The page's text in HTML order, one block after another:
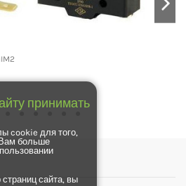
принимать
cookie для того,
больше
сайта, вы